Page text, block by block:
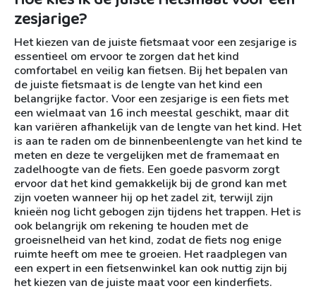
zesjarige?
Het kiezen van de juiste fietsmaat voor een zesjarige is
essentieel om ervoor te zorgen dat het kind
comfortabel en veilig kan fietsen. Bij het bepalen van
de juiste fietsmaat is de lengte van het kind een
belangrijke factor. Voor een zesjarige is een fiets met
een wielmaat van 16 inch meestal geschikt, maar dit
kan variëren afhankelijk van de lengte van het kind. Het
is aan te raden om de binnenbeenlengte van het kind te
meten en deze te vergelijken met de framemaat en
zadelhoogte van de fiets. Een goede pasvorm zorgt
ervoor dat het kind gemakkelijk bij de grond kan met
zijn voeten wanneer hij op het zadel zit, terwijl zijn
knieën nog licht gebogen zijn tijdens het trappen. Het is
ook belangrijk om rekening te houden met de
groeisnelheid van het kind, zodat de fiets nog enige
ruimte heeft om mee te groeien. Het raadplegen van
een expert in een fietsenwinkel kan ook nuttig zijn bij
het kiezen van de juiste maat voor een kinderfiets.